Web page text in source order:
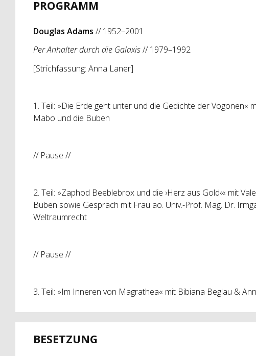
PROGRAMM
Douglas Adams // 1952–2001
Per Anhalter durch die Galaxis// 1979–1992
[Strichfassung: Anna Laner]
1. Teil: »Die Erde geht unter und die Gedichte der Vogonen«
Mabo und die Buben
// Pause //
2. Teil: »Zaphod Beeblebrox und die ›Herz aus Gold‹« mit
Buben sowie Gespräch mit Frau ao. Univ.-Prof. Mag. Dr.
Weltraumrecht
// Pause //
3. Teil: »Im Inneren von Magrathea« mit Bibiana Beglau &
BESETZUNG